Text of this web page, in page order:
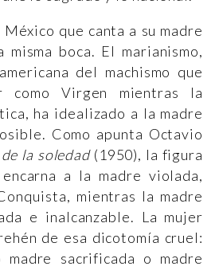
que canta a su madre
boca. El marianismo,
del machismo que
como Virgen mientras la
ha idealizado a la madre
Como apunta Octavio
la soledad (1950), la figura
a la madre violada,
mientras la madre
e inalcanzable. La mujer
de esa dicotomía cruel:
sacrificada o madre